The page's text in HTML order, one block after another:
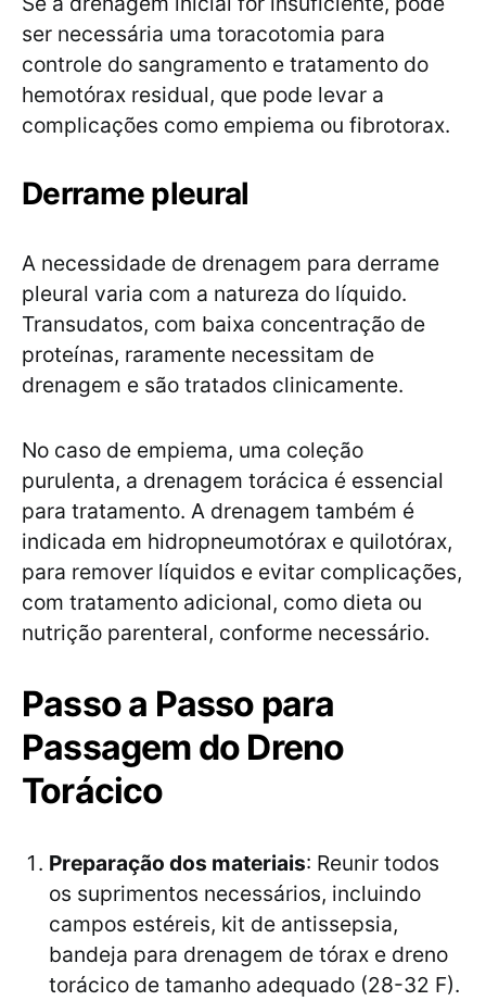
ser necessária uma toracotomia para
controle do sangramento e tratamento do
hemotórax residual, que pode levar a
complicações como empiema ou fibrotorax.
Derrame pleural
A necessidade de drenagem para derrame
pleural varia com a natureza do líquido.
Transudatos, com baixa concentração de
proteínas, raramente necessitam de
drenagem e são tratados clinicamente.
No caso de empiema, uma coleção
purulenta, a drenagem torácica é essencial
para tratamento. A drenagem também é
indicada em hidropneumotórax e quilotórax,
para remover líquidos e evitar complicações,
com tratamento adicional, como dieta ou
nutrição parenteral, conforme necessário.
Passo a Passo para
Passagem do Dreno
Torácico
Preparação dos materiais: Reunir todos
os suprimentos necessários, incluindo
campos estéreis, kit de antissepsia,
bandeja para drenagem de tórax e dreno
torácico de tamanho adequado (28-32 F).